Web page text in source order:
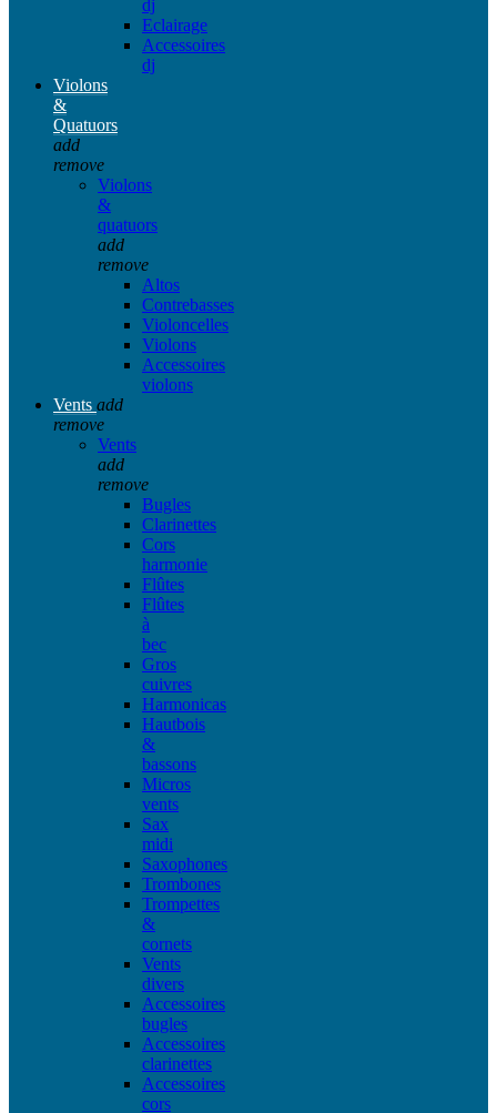
dj
Eclairage
Accessoires
dj
Violons
&
Quatuors
add
remove
Violons
&
quatuors
add
remove
Altos
Contrebasses
Violoncelles
Violons
Accessoires
violons
Vents add
remove
Vents
add
remove
Bugles
Clarinettes
Cors
harmonie
Flûtes
Flûtes
à
bec
Gros
cuivres
Harmonicas
Hautbois
&
bassons
Micros
vents
Sax
midi
Saxophones
Trombones
Trompettes
&
cornets
Vents
divers
Accessoires
bugles
Accessoires
clarinettes
Accessoires
cors